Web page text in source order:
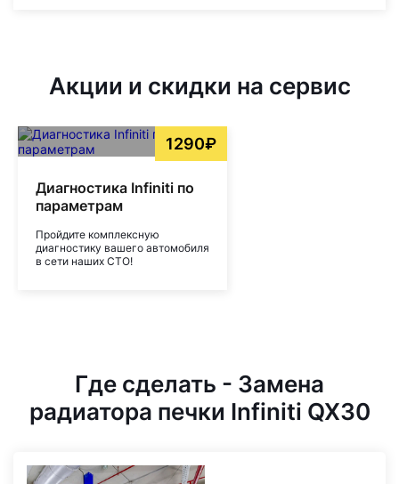
Акции и скидки на сервис
1290₽
Диагностика Infiniti по
параметрам
Пройдите комплексную
диагностику вашего автомобиля
в сети наших СТО!
Где сделать - Замена
радиатора печки Infiniti QX30